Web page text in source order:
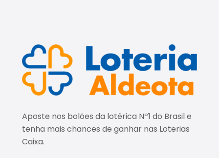
Aposte nos bolões da lotérica Nº1 do Brasil e
tenha mais chances de ganhar nas Loterias
Caixa.